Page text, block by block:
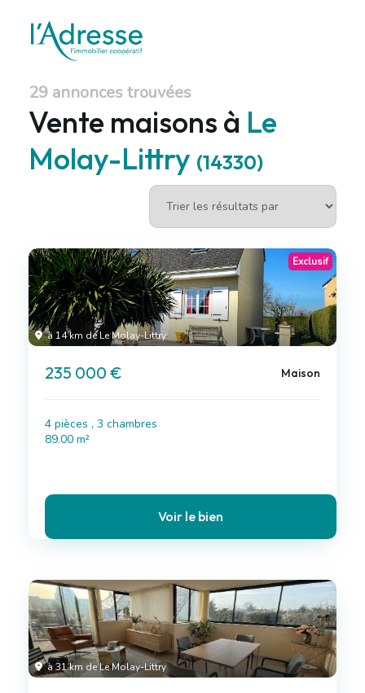
29 annonces trouvées
Vente maisons à Le
Molay-Littry (14330)
à 14 km de Le Molay-Littry
Exclusif
235 000 € Maison
4 pièces , 3 chambres
89.00 m²
Voir le bien
à 31 km de Le Molay-Littry